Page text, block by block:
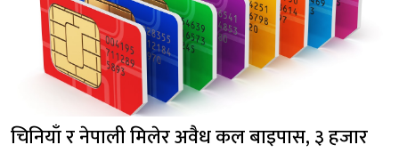
चिनियाँ र नेपाली मिलेर अवैध कल बाइपास, ३ हजार